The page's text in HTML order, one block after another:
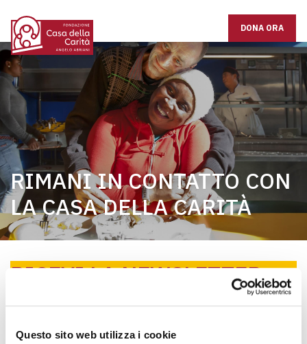
Questo sito web utilizza i cookie
DONA ORA
RIMANI IN CONTATTO CON
LA CASA DELLA CARITÀ
RICEVI LA NEWSLETTER
DELLA CASA
Lascia i tuoi contatti ed entra alla Casa della Carità. Ti